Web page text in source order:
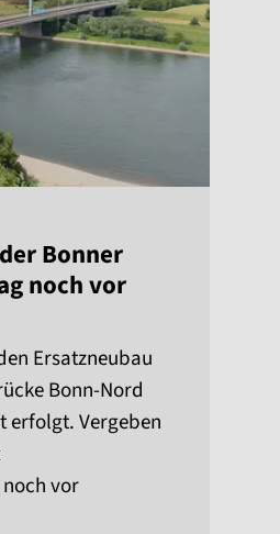
Bonner
noch vor
Ersatzneubau
Bonn-Nord
erfolgt. Vergeben
vor